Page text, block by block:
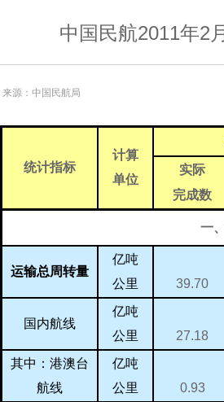
中国民航2011年2
来源：中国民航局
统计指标
计算
单位
实际
完成数
一
运输总周转量
亿吨
公里
39.70
国内航线
亿吨
公里
27.18
其中：港澳台
航线
亿吨
公里
0.93